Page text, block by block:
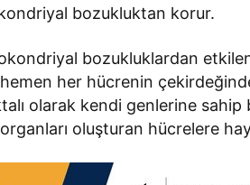
bozukluktan korur.
bozukluklardan
her hücrenin çekirdeğinde
olarak kendi genlerine sahip
oluşturan hücrelere